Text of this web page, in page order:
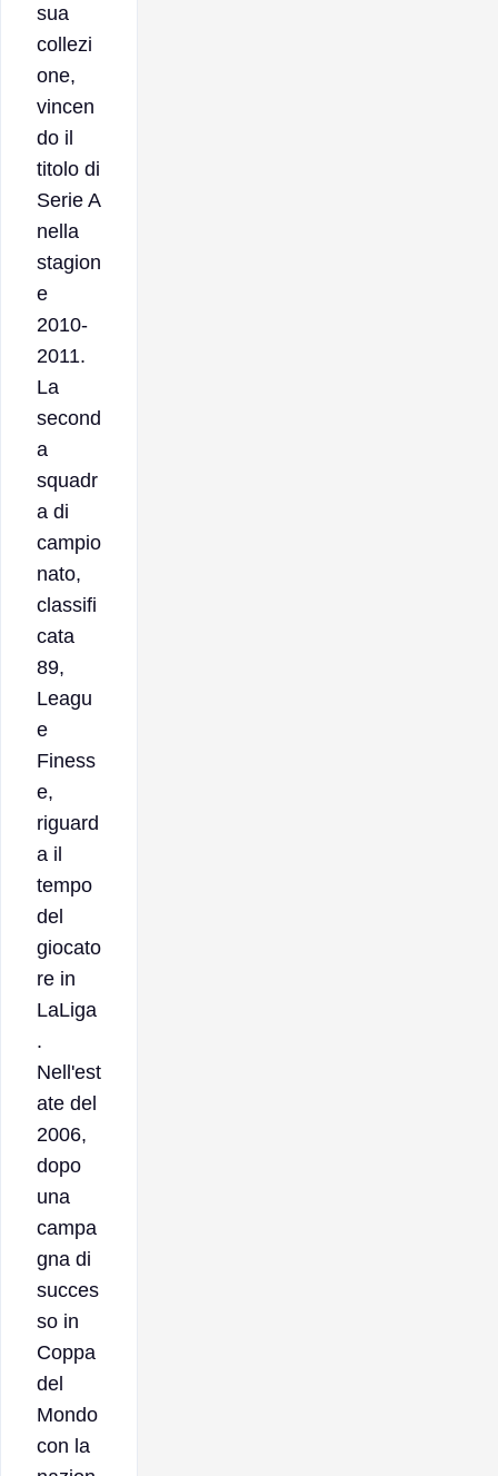
sua
collezi
one,
vincen
do il
titolo di
Serie A
nella
stagion
e
2010-
2011.
La
second
a
squadr
a di
campio
nato,
classifi
cata
89,
Leagu
e
Finess
e,
riguard
a il
tempo
del
giocato
re in
LaLiga
.
Nell'est
ate del
2006,
dopo
una
campa
gna di
succes
so in
Coppa
del
Mondo
con la